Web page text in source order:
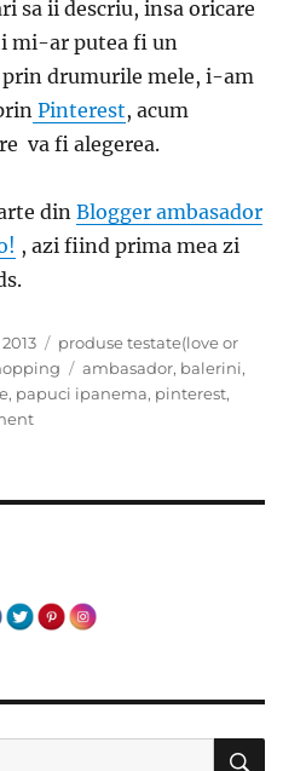
sa ii descriu, insa oricare
mi-ar putea fi un
prin drumurile mele, i-am
Pinterest, acum
va fi alegerea.
dinBlogger ambasador
, azi fiind prima mea zi
Categories
produse testate(love or
Tags
ambasador, balerini,
, papuci ipanema, pinterest,
on